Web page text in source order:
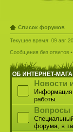
Список форумов
Текущее время: 09 авг
Сообщения без ответов •
ОБ ИНТЕРНЕТ-
Новости
Информация
работы.
Вопросы
форума, в